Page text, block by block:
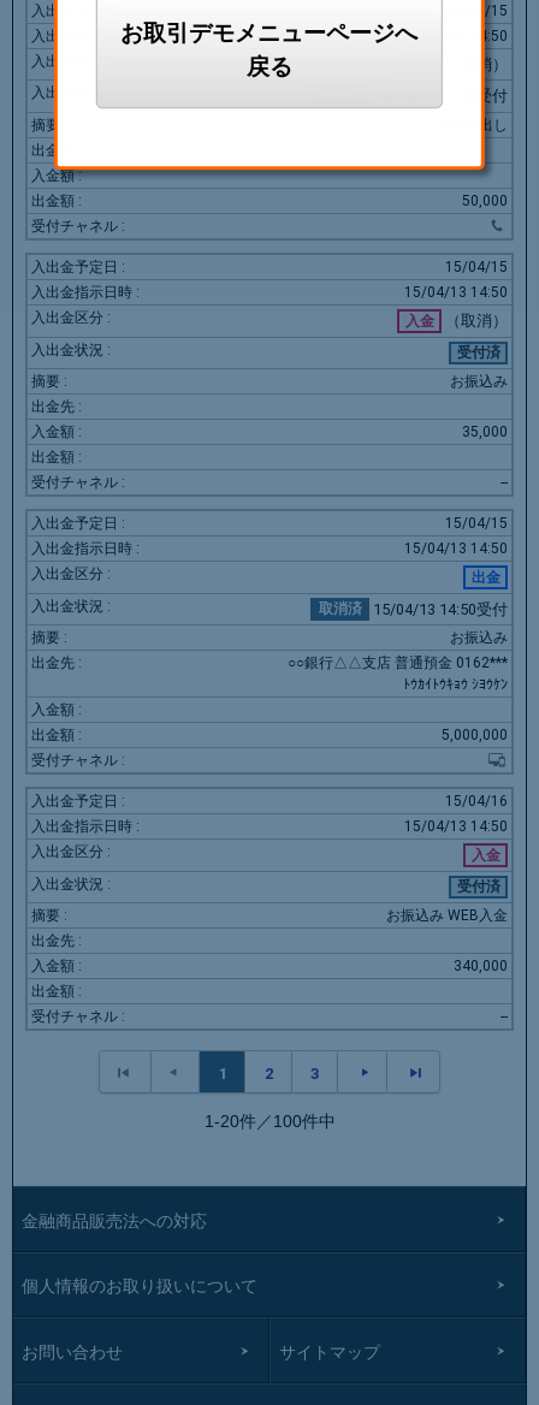
15/04/15
15/04/13
14:50
（取消）
14:50受付
お引き出し
50,000
15/04/15
15/04/13 14:50
入金
（取消）
受付済
お振込み
35,000
--
15/04/15
15/04/13 14:50
出金
取消済
15/04/13 14:50受付
お振込み
○○銀行△△支店 普通預金 0162***
ﾄｳｶｲﾄｳｷｮｳ ｼﾖｳｹﾝ
5,000,000
15/04/16
15/04/13 14:50
入金
受付済
お振込み WEB入金
340,000
--
1 2 3
1-20件／100件中
金融商品販売法への対応
個人情報のお取り扱いについて
お問い合わせ サイトマップ
お取引デモメニューページへ
戻る